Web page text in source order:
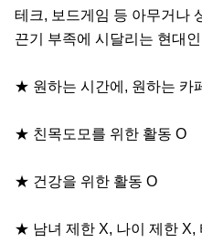
테크, 보드게임 등 아무거나
끈기 부족에 시달리는 현대
★ 원하는 시간에, 원하는 카
★ 친목도모를 위한 활동 O
★ 건강을 위한 활동 O
★ 남녀 제한 X, 나이 제한 X,